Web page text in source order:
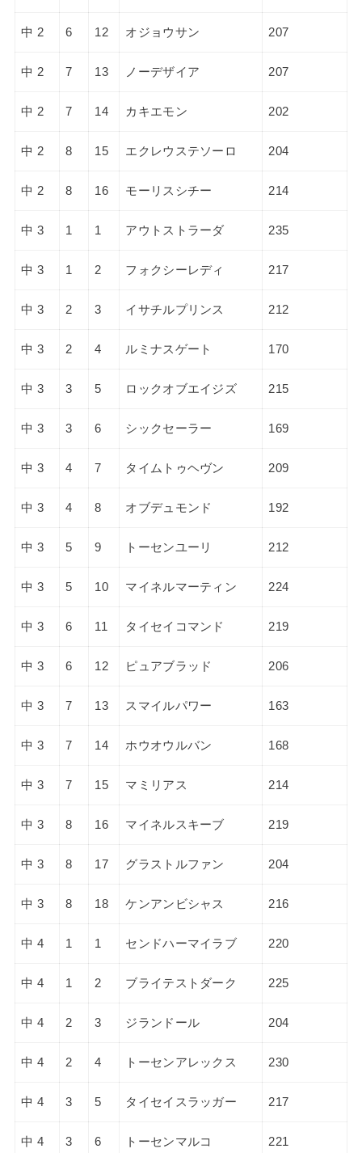
中 2 6 12 オジョウサン 207
中 2 7 13 ノーデザイア 207
中 2 7 14 カキエモン 202
中 2 8 15 エクレウステソーロ 204
中 2 8 16 モーリスシチー 214
中 3 1 1 アウトストラーダ 235
中 3 1 2 フォクシーレディ 217
中 3 2 3 イサチルプリンス 212
中 3 2 4 ルミナスゲート 170
中 3 3 5 ロックオブエイジズ 215
中 3 3 6 シックセーラー 169
中 3 4 7 タイムトゥヘヴン 209
中 3 4 8 オブデュモンド 192
中 3 5 9 トーセンユーリ 212
中 3 5 10 マイネルマーティン 224
中 3 6 11 タイセイコマンド 219
中 3 6 12 ピュアブラッド 206
中 3 7 13 スマイルパワー 163
中 3 7 14 ホウオウルバン 168
中 3 7 15 マミリアス 214
中 3 8 16 マイネルスキーブ 219
中 3 8 17 グラストルファン 204
中 3 8 18 ケンアンビシャス 216
中 4 1 1 センドハーマイラブ 220
中 4 1 2 ブライテストダーク 225
中 4 2 3 ジランドール 204
中 4 2 4 トーセンアレックス 230
中 4 3 5 タイセイスラッガー 217
中 4 3 6 トーセンマルコ 221